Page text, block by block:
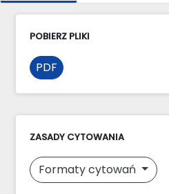
POBIERZ PLIKI
PDF
ZASADY CYTOWANIA
Formaty cytowań